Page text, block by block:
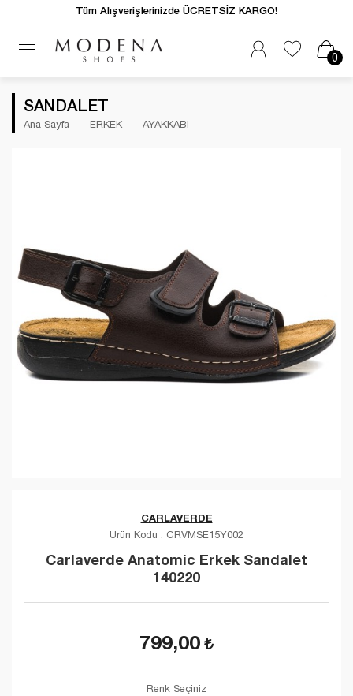
0
Tüm Alışverişlerinizde ÜCRETSİZ KARGO!
SANDALET
Ana Sayfa ERKEK AYAKKABI
CARLAVERDE
Ürün Kodu : CRVMSE15Y002
Carlaverde Anatomic Erkek Sandalet
140220
799,00
Renk Seçiniz